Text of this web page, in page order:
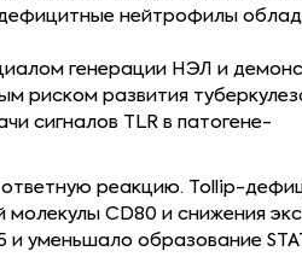
нейтрофилы
генерации НЭЛ и
риском развития
сигналов TLR в патогене-
ответную реакцию. Tollip-
CD80 и снижения
и уменьшало образование